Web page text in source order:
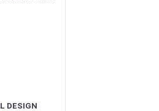
DESIGN